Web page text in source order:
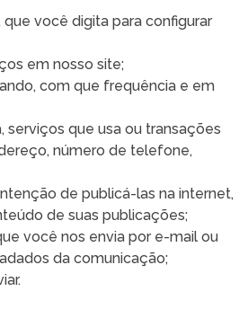
você digita para configurar
em nosso site;
com que frequência e em
que usa ou transações
número de telefone,
de publicá-las na internet,
de suas publicações;
você nos envia por e-mail ou
da comunicação;